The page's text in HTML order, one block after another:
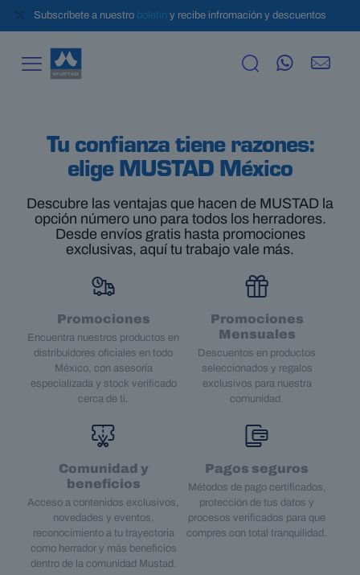
Subscríbete a nuestro boletín y recibe infromación y descuentos
Tu confianza tiene razones:
elige MUSTAD México
Descubre las ventajas que hacen de MUSTAD la
opción número uno para todos los herradores.
Desde envíos gratis hasta promociones
exclusivas, aquí tu trabajo vale más.
Promociones
Encuentra nuestros productos en
distribuidores oficiales en todo
México, con asesoría
especializada y stock verificado
cerca de ti.
Promociones
Mensuales
Descuentos en productos
seleccionados y regalos
exclusivos para nuestra
comunidad.
Comunidad y
beneficios
Acceso a contenidos exclusivos,
novedades y eventos,
reconocimiento a tu trayectoria
como herrador y más beneficios
dentro de la comunidad Mustad.
Pagos seguros
Métodos de pago certificados,
protección de tus datos y
procesos verificados para que
compres con total tranquilidad.